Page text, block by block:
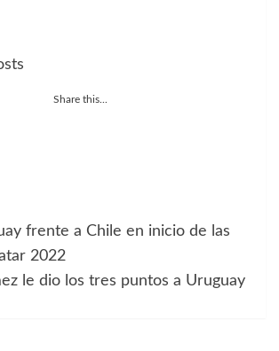
Share this...
frente a Chile en inicio de las
2022
le dio los tres puntos a Uruguay